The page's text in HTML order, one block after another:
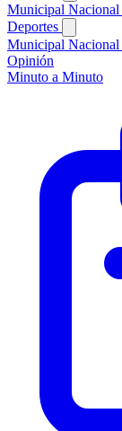
Municipal Nacional
Deportes
Municipal Nacional
Opinión
Minuto a Minuto